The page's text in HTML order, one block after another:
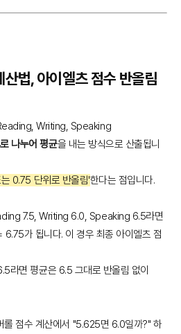
법, 아이엘츠 점수 반올림
Writing, Speaking
나누어 평균을 내는 방식으로 산출됩니
0.75 단위로 반올림'한다는 점입니다.
7.5, Writing 6.0, Speaking 6.5라면
가 됩니다. 이 경우 최종 아이엘츠 점
라면 평균은 6.5 그대로 반올림 없이
롤 점수 계산에서 "5.625면 6.0일까?" 하